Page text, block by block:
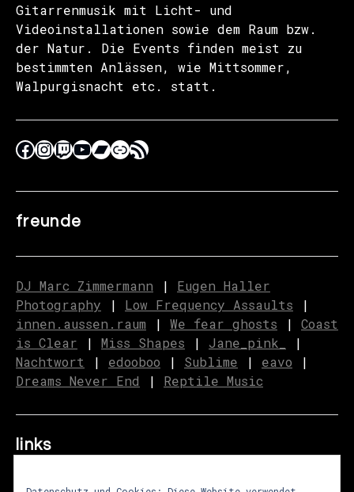
Gitarrenmusik mit Licht- und
Videoinstallationen sowie dem Raum bzw.
der Natur. Die Events finden meist zu
bestimmten Anlässen, wie Mittsommer,
Walpurgisnacht etc. statt.
freunde
DJ Marc Zimmermann | Eugen Haller
Photography | Low Frequency Assaults |
innen.aussen.raum | We fear ghosts | Coast
is Clear | Miss Shapes | Jane_pink_
|
Nachtwort | edooboo | Sublime | eavo |
Dreams Never End | Reptile Music
links